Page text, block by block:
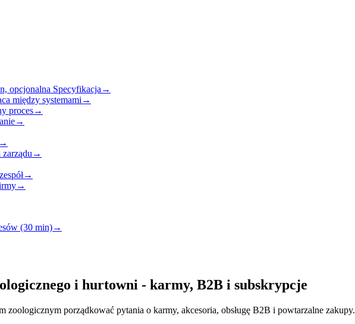
opcjonalna Specyfikacja →
między systemami →
proces→
→
→
→
→
→
(30 min)→
i hurtowni - karmy, B2B i subskrypcje
zoologicznym porządkować pytania o karmy, akcesoria, obsługę B2B i powtarzalne zakupy.